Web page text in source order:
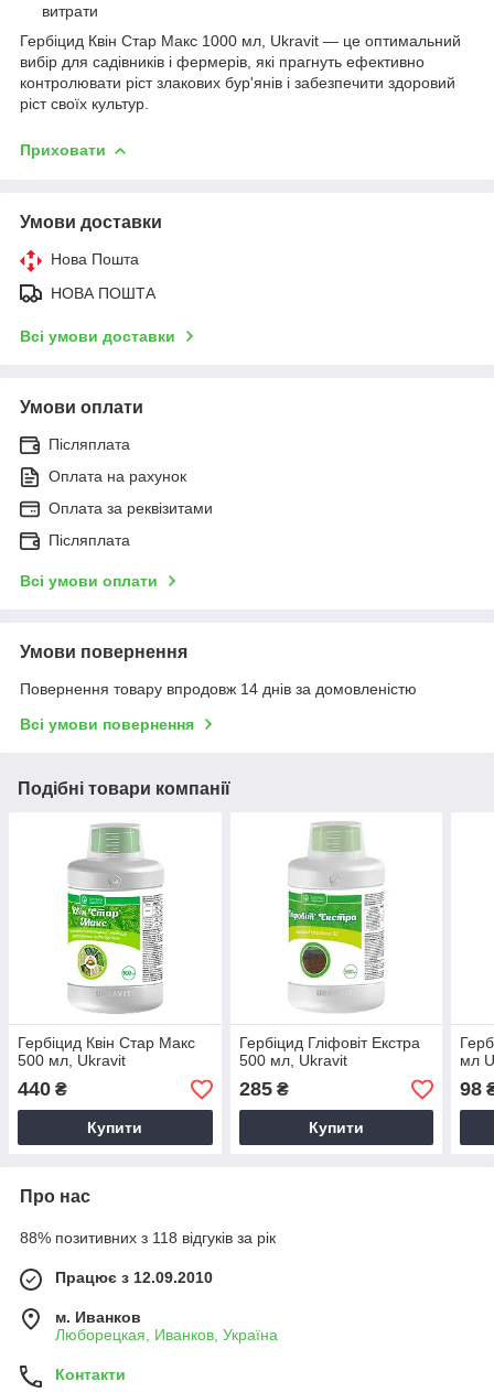
витрати
Гербіцид Квін Стар Макс 1000 мл, Ukravit — це оптимальний
вибір для садівників і фермерів, які прагнуть ефективно
контролювати ріст злакових бур'янів і забезпечити здоровий
ріст своїх культур.
Приховати
Умови доставки
Нова Пошта
НОВА ПОШТА
Всі умови доставки
Умови оплати
Післяплата
Оплата на рахунок
Оплата за реквізитами
Післяплата
Всі умови оплати
Умови повернення
Повернення товару впродовж 14 днів за домовленістю
Всі умови повернення
Подібні товари компанії
Гербіцид Квін Стар Макс
500 мл, Ukravit
440 ₴
Купити
Гербіцид Гліфовіт Екстра
500 мл, Ukravit
285₴
Купити
мл
98
Про нас
88% позитивних з 118 відгуків за рік
Працює з 12.09.2010
м. Иванков
Люборецкая, Иванков, Україна
Контакти